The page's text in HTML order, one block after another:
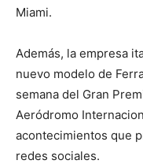
Miami.
Además, la empresa
nuevo modelo de
semana del Gran
Aeródromo
acontecimientos que
redes sociales.